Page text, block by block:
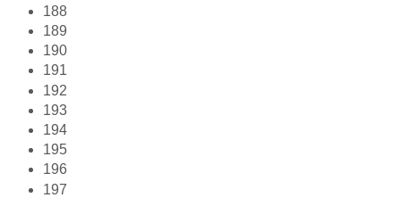
188
189
190
191
192
193
194
195
196
197